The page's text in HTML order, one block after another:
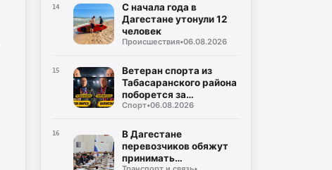
14
С начала года в
Дагестане утонули 12
человек
Происшествия•06.08.2026
15
Ветеран спорта из
Табасаранского района
поборется за
объединение двух
Спорт•06.08.2026
16
В Дагестане
перевозчиков обяжут
принимать